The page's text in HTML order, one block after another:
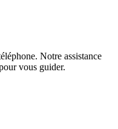
Notre assistance
vous guider.